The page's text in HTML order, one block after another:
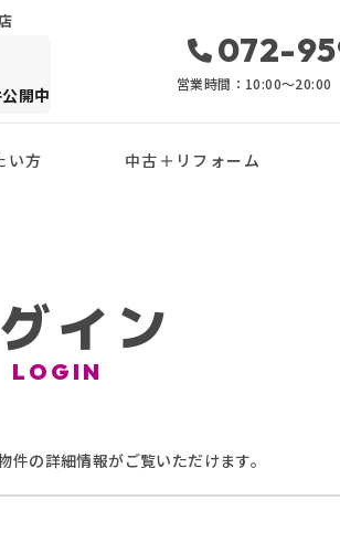
開中
072-
営業時間：10:00〜20:00
い方 中古＋リフォーム
イン
LOGIN
の詳細情報がご覧いただけます。